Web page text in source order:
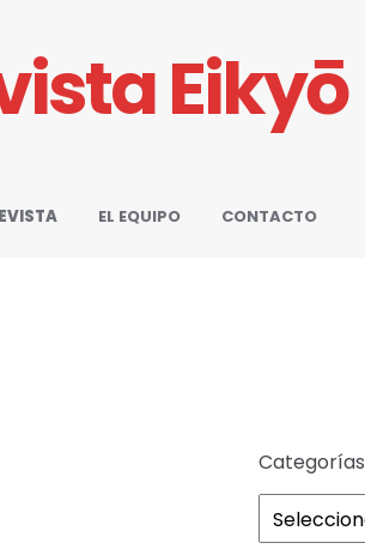
Eikyō
EL EQUIPO
CONTACTO
Categorías